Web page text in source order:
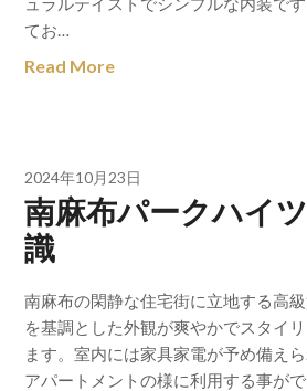
てお…
Read More
2024年10月23日
南麻布パークハイ
識
南麻布の閑静な住宅街に立地する高
を基調とした外観が爽やかでスタイ
ます。室内には家具家電が予め備え
アパートメントの様に利用する事が